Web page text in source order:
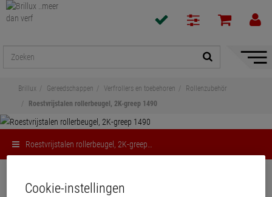
Brillux Gereedschappen Verfrollers en toebehoren
Rollenzubehör
Roestvrijstalen rollerbeugel, 2K-greep 1490
Roestvrijstalen rollerbeugel, 2K-greep…
Cookie-instellingen